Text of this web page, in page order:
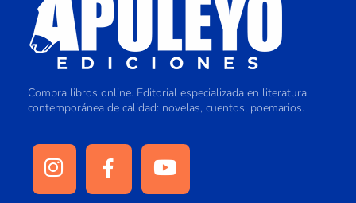
Compra libros online. Editorial especializada en literatura
contemporánea de calidad: novelas, cuentos, poemarios.